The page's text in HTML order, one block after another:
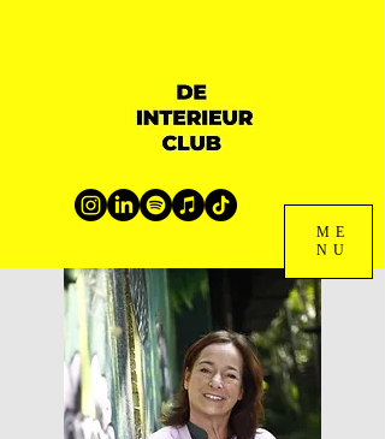
ME
NU